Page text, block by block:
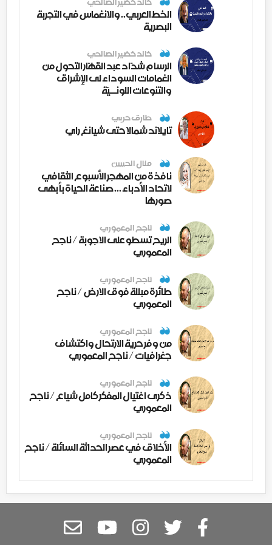
الخط العربي.. والانغماس في التجربة
البصرية
خالد خضير الصالحي
الرسام شدّاد عبد القهّار التحول من
الغمامات السوداء لى الإشراق
والتنوعات اللونــيّة
طارق حربي
تايلاند شمالا حتى شيانغ راي
منال الحسن
نافذة من المهجر الأسبوع الثقافي
لاتحاد الأدباء ... صناعة الحياة بأبهى
صورها
ناجح المعموري
الريح تسطو على الاجوبة / ناجح
المعموري
ناجح المعموري
طائرة مبللة فوق الارض / ناجح
المعموري
ناجح المعموري
من وفر حرية الارتحال واكتشاف
جغرافيات / ناجح المعموري
ناجح المعموري
ذكرى اغتيال المفكر كامل شياع / ناجح
المعموري
ناجح المعموري
الأخلاق في عصر الحداثة السائلة / ناجح
المعموري